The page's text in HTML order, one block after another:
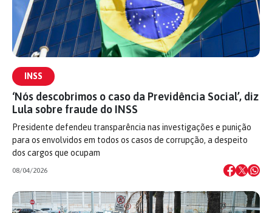
INSS
‘Nós descobrimos o caso da Previdência Social’, diz
Lula sobre fraude do INSS
Presidente defendeu transparência nas investigações e punição
para os envolvidos em todos os casos de corrupção, a despeito
dos cargos que ocupam
08/04/2026